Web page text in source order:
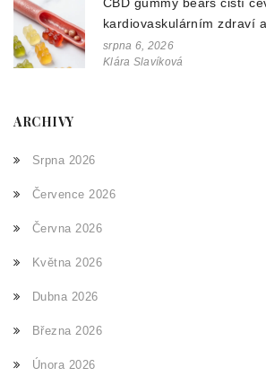
CBD gummy bears čistí
kardiovaskulárním zdraví
doplňcích
srpna 6, 2026
Klára Slavíková
ARCHIVY
Srpna 2026
Července 2026
Června 2026
Května 2026
Dubna 2026
Března 2026
Února 2026